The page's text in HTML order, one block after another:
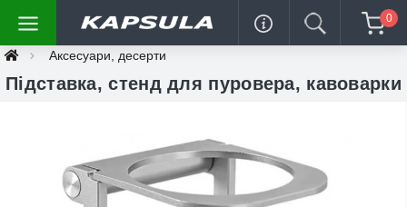
0
Аксесуари, десерти
Підставка, стенд для пуровера, кавоварки